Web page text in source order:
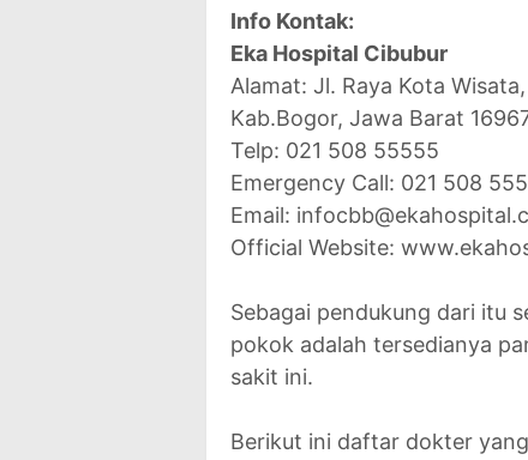
Info Kontak:
Eka Hospital Cibubur
Alamat: Jl. Raya Kota
Kab.Bogor, Jawa Barat
Telp: 021 508 55555
Emergency Call: 021 508
Email:
Official Website:
Sebagai pendukung dari itu
pokok adalah tersedianya
sakit ini.
Berikut ini daftar dokter